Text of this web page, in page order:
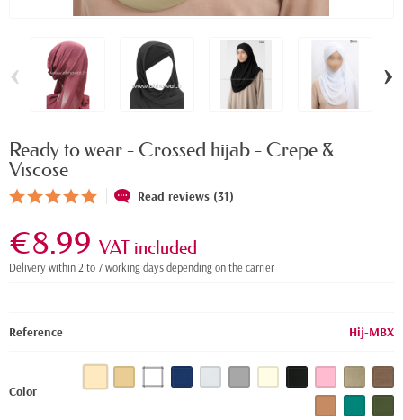
‹ ›
Ready to wear - Crossed hijab - Crepe &
Viscose
Read reviews (31)
€8.99 VAT included
Delivery within 2 to 7 working days depending on the carrier
Reference Hij-MBX
Color